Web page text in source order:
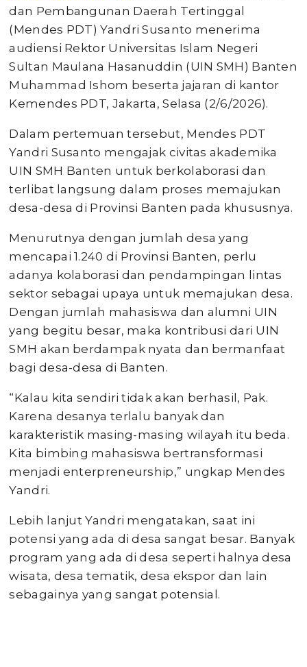
dan Pembangunan Daerah Tertinggal
(Mendes PDT) Yandri Susanto menerima
audiensi Rektor Universitas Islam Negeri
Sultan Maulana Hasanuddin (UIN SMH) Banten
Muhammad Ishom beserta jajaran di kantor
Kemendes PDT, Jakarta, Selasa (2/6/2026).
Dalam pertemuan tersebut, Mendes PDT
Yandri Susanto mengajak civitas akademika
UIN SMH Banten untuk berkolaborasi dan
terlibat langsung dalam proses memajukan
desa-desa di Provinsi Banten pada khususnya.
Menurutnya dengan jumlah desa yang
mencapai 1.240 di Provinsi Banten, perlu
adanya kolaborasi dan pendampingan lintas
sektor sebagai upaya untuk memajukan desa.
Dengan jumlah mahasiswa dan alumni UIN
yang begitu besar, maka kontribusi dari UIN
SMH akan berdampak nyata dan bermanfaat
bagi desa-desa di Banten.
“Kalau kita sendiri tidak akan berhasil, Pak.
Karena desanya terlalu banyak dan
karakteristik masing-masing wilayah itu beda.
Kita bimbing mahasiswa bertransformasi
menjadi enterpreneurship,” ungkap Mendes
Yandri.
Lebih lanjut Yandri mengatakan, saat ini
potensi yang ada di desa sangat besar. Banyak
program yang ada di desa seperti halnya desa
wisata, desa tematik, desa ekspor dan lain
sebagainya yang sangat potensial.